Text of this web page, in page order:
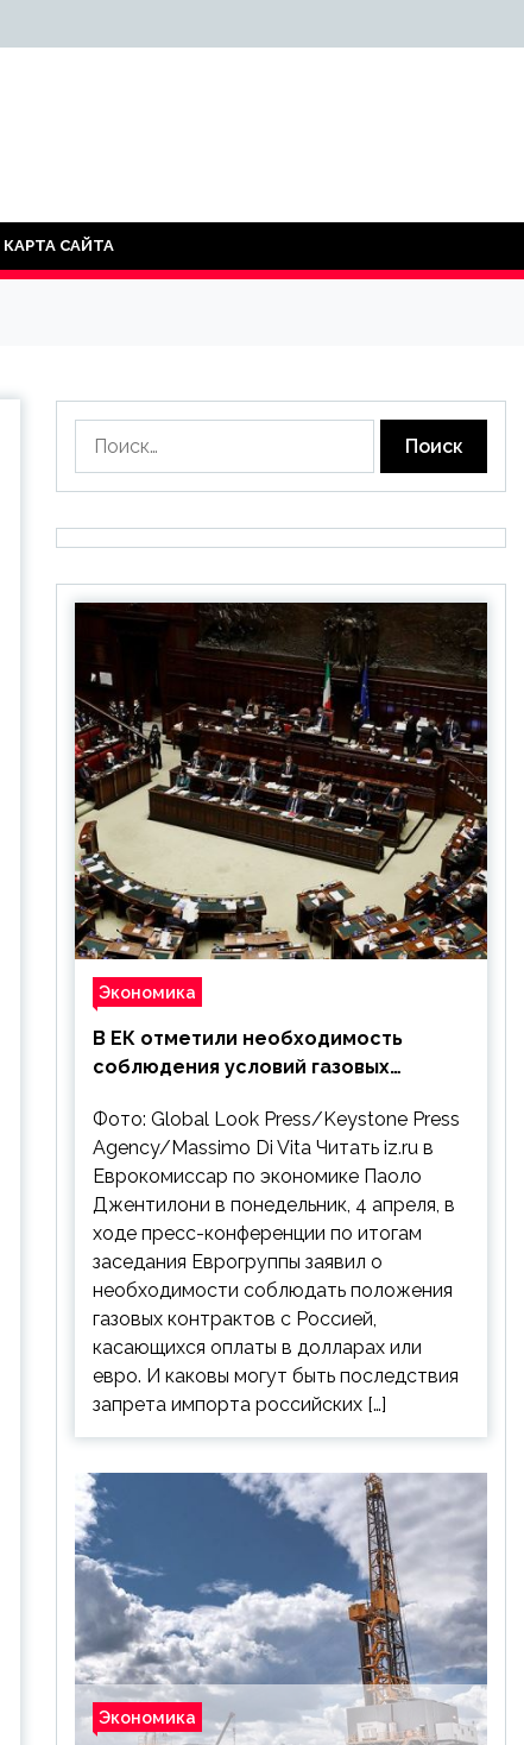
КАРТА САЙТА
Экономика
В ЕК отметили необходимость
соблюдения условий газовых
Фото: Global Look Press/Keystone Press
Agency/Massimo Di Vita Читать iz.ru в
Еврокомиссар по экономике Паоло
Джентилони в понедельник, 4 апреля, в
ходе пресс-конференции по итогам
заседания Еврогруппы заявил о
необходимости соблюдать положения
газовых контрактов с Россией,
касающихся оплаты в долларах или
евро. И каковы могут быть последствия
запрета импорта российских […]
Экономика